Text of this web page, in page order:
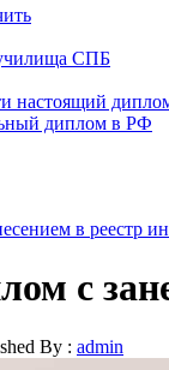
СПБ
настоящий
диплом в РФ
в реестр
с
By : admin